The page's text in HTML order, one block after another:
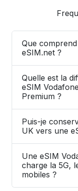
Que
eSIM.net ?
Quelle est la
eSIM
Premium ?
Puis-je
UK vers une
Une eSIM
charge la 5G,
mobiles ?